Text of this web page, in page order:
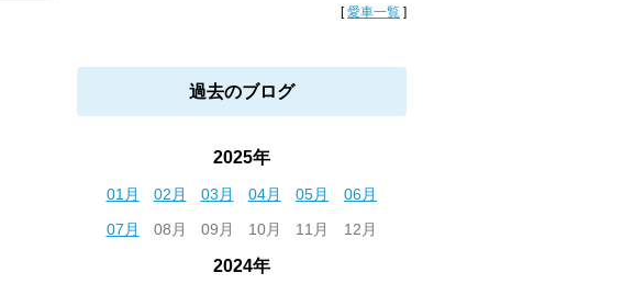
[愛車一覧 ]
過去のブログ
2025年
01月 02月 03月 04月 05月
06月
07月
08月 09月 10月 11月 12月
2024年